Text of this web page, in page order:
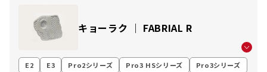
キョーラク ｜ FABRIAL R
E2 E3 Pro2シリーズ Pro3 HSシリーズ
Pro3シリーズ